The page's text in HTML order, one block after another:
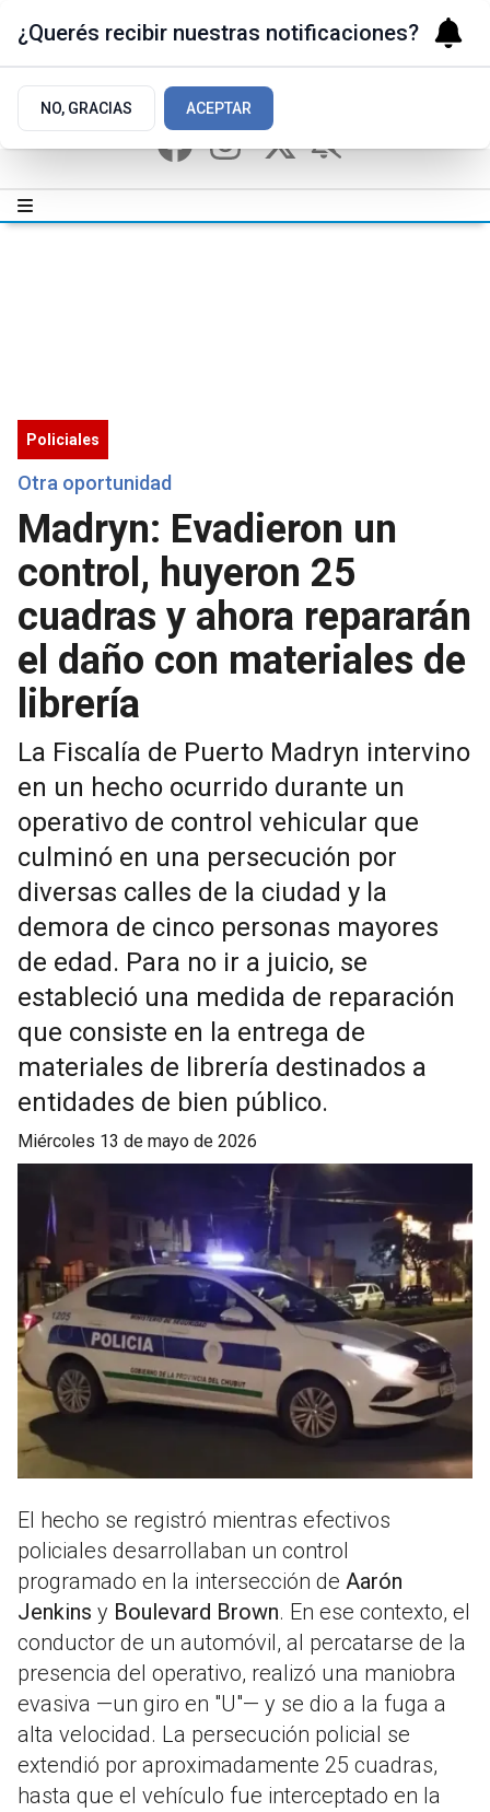
Policiales
Otra oportunidad
Madryn: Evadieron un
control, huyeron 25
cuadras y ahora repararán
el daño con materiales de
librería
La Fiscalía de Puerto Madryn intervino
en un hecho ocurrido durante un
operativo de control vehicular que
culminó en una persecución por
diversas calles de la ciudad y la
demora de cinco personas mayores
de edad. Para no ir a juicio, se
estableció una medida de reparación
que consiste en la entrega de
materiales de librería destinados a
entidades de bien público.
miércoles 13 de mayo de 2026
El hecho se registró mientras efectivos
policiales desarrollaban un control
programado en la intersección de Aarón
Jenkins y Boulevard Brown. En ese contexto, el
conductor de un automóvil, al percatarse de la
presencia del operativo, realizó una maniobra
evasiva —un giro en "U"— y se dio a la fuga a
alta velocidad. La persecución policial se
extendió por aproximadamente 25 cuadras,
hasta que el vehículo fue interceptado en la
¿Querés recibir nuestras notificaciones?
NO, GRACIAS ACEPTAR